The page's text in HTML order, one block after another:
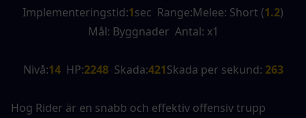
Implementeringstid:1sec  Range:Melee: Short (1.2)
Mål: Byggnader  Antal: x1
Nivå:14 HP:2248 Skada:421Skada per sekund: 263
Hog Rider är en snabb och effektiv offensiv trupp